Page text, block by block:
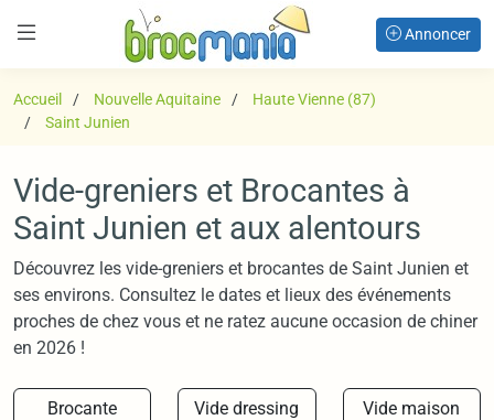
Annoncer
Accueil Nouvelle Aquitaine
Haute Vienne (87)
Saint Junien
Vide-greniers et Brocantes à
Saint Junien et aux alentours
Découvrez les vide-greniers et brocantes de Saint Junien et
ses environs. Consultez le dates et lieux des événements
proches de chez vous et ne ratez aucune occasion de chiner
en 2026 !
Brocante
Vide dressing
Vide maison